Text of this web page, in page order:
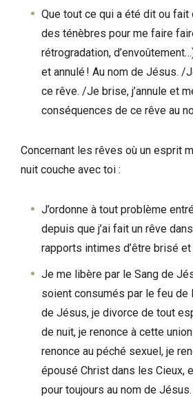
Que tout ce qui a été dit ou
des ténèbres pour me faire
rétrogradation,
et annulé ! Au nom de Jésus. /
ce rêve. /Je brise, j’annule et
conséquences de ce rêve au
Concernant les rêves où un esprit
nuit couche avec toi :
J’ordonne à tout problème
depuis que j’ai fait un rêve
rapports intimes d’être brisé
Je me libère par le Sang de
soient consumés par le feu de
de Jésus, je divorce de tout
de nuit, je renonce à cette
renonce au péché sexuel, je
épousé Christ dans les Cieux,
pour toujours au nom de